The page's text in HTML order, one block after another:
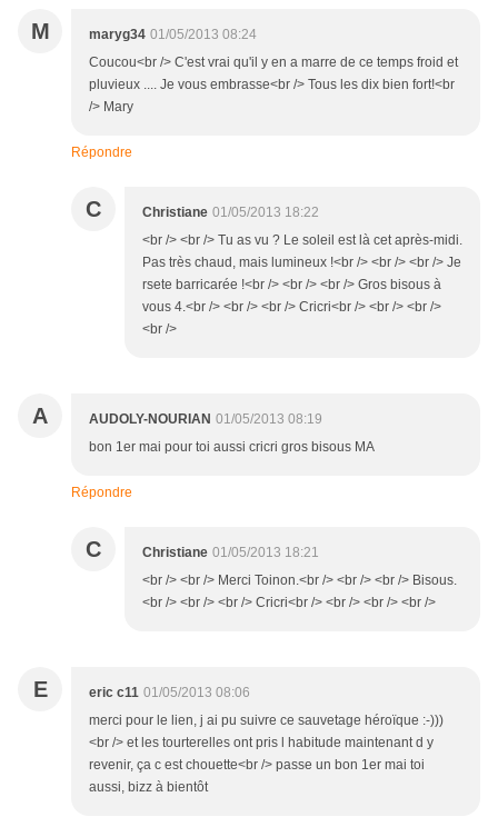
M maryg34 01/05/2013 08:24
Coucou<br /> C'est vrai qu'il y en a marre de ce temps froid et
pluvieux .... Je vous embrasse<br /> Tous les dix bien fort!<br
/> Mary
Répondre
C Christiane 01/05/2013 18:22
<br /> <br /> Tu as vu ? Le soleil est là cet après-midi.
Pas très chaud, mais lumineux !<br /> <br /> <br /> Je
rsete barricarée !<br /> <br /> <br /> Gros bisous à
vous 4.<br /> <br /> <br /> Cricri<br /> <br /> <br />
<br />
A AUDOLY-NOURIAN 01/05/2013 08:19
bon 1er mai pour toi aussi cricri gros bisous MA
Répondre
C Christiane 01/05/2013 18:21
<br /> <br /> Merci Toinon.<br /> <br /> <br /> Bisous.
<br /> <br /> <br /> Cricri<br /> <br /> <br /> <br />
E eric c11 01/05/2013 08:06
merci pour le lien, j ai pu suivre ce sauvetage héroïque :-)))
<br /> et les tourterelles ont pris l habitude maintenant d y
revenir, ça c est chouette<br /> passe un bon 1er mai toi
aussi, bizz à bientôt